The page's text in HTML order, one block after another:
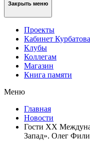
Закрыть меню
Проекты
Кабинет Курбатова
Клубы
Коллегам
Магазин
Книга памяти
Меню
Главная
Новости
Гости XX
Запад». Олег